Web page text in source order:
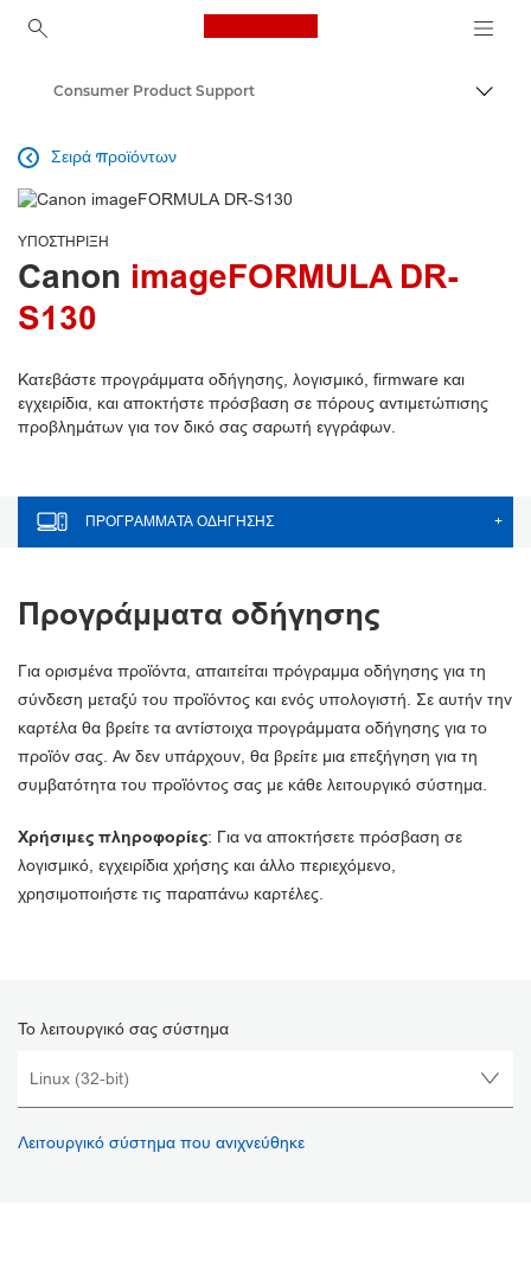
Canon Logo, back to
Consumer Product Support
Σειρά προϊόντων

ΥΠΟΣΤΉΡΙΞΗ
Canon imageFORMULA DR-
S130
Κατεβάστε προγράμματα οδήγησης, λογισμικό, firmware και
εγχειρίδια, και αποκτήστε πρόσβαση σε πόρους αντιμετώπισης
προβλημάτων για τον δικό σας σαρωτή εγγράφων.
ΠΡΟΓΡΆΜΜΑΤΑ ΟΔΉΓΗΣΗΣ +
Προγράμματα οδήγησης
Για ορισμένα προϊόντα, απαιτείται πρόγραμμα οδήγησης για τη
σύνδεση μεταξύ του προϊόντος και ενός υπολογιστή. Σε αυτήν την
καρτέλα θα βρείτε τα αντίστοιχα προγράμματα οδήγησης για το
προϊόν σας. Αν δεν υπάρχουν, θα βρείτε μια επεξήγηση για τη
συμβατότητα του προϊόντος σας με κάθε λειτουργικό σύστημα.
Χρήσιμες πληροφορίες: Για να αποκτήσετε πρόσβαση σε
λογισμικό, εγχειρίδια χρήσης και άλλο περιεχόμενο,
χρησιμοποιήστε τις παραπάνω καρτέλες.
Το λειτουργικό σας σύστημα
Λειτουργικό σύστημα που ανιχνεύθηκε